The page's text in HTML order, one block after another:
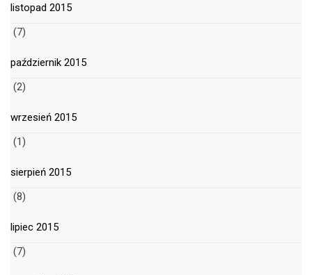
listopad 2015
(7)
październik 2015
(2)
wrzesień 2015
(1)
sierpień 2015
(8)
lipiec 2015
(7)